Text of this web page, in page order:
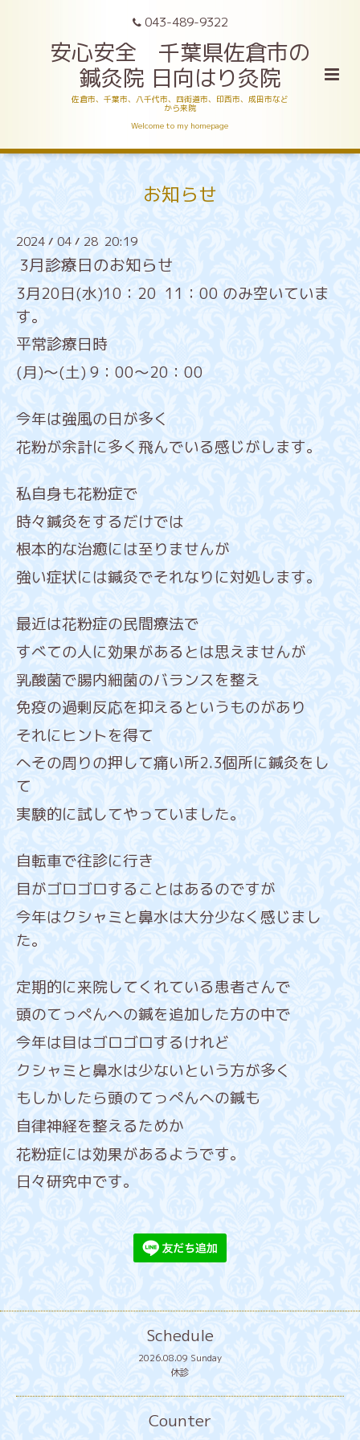
043-489-9322
安心安全 千葉県佐倉市の
鍼灸院 日向はり灸院
佐倉市、千葉市、八千代市、四街道市、印西市、成田市など
から来院
Welcome to my homepage
お知らせ
2024 / 04 / 28 20:19
3月診療日のお知らせ
3月20日(水)10：20 11：00 のみ空いていま
す。
平常診療日時
(月)～(土) 9：00～20：00
今年は強風の日が多く
花粉が余計に多く飛んでいる感じがします。
私自身も花粉症で
時々鍼灸をするだけでは
根本的な治癒には至りませんが
強い症状には鍼灸でそれなりに対処します。
最近は花粉症の民間療法で
すべての人に効果があるとは思えませんが
乳酸菌で腸内細菌のバランスを整え
免疫の過剰反応を抑えるというものがあり
それにヒントを得て
へその周りの押して痛い所2.3個所に鍼灸をし
て
実験的に試してやっていました。
自転車で往診に行き
目がゴロゴロすることはあるのですが
今年はクシャミと鼻水は大分少なく感じまし
た。
定期的に来院してくれている患者さんで
頭のてっぺんへの鍼を追加した方の中で
今年は目はゴロゴロするけれど
クシャミと鼻水は少ないという方が多く
もしかしたら頭のてっぺんへの鍼も
自律神経を整えるためか
花粉症には効果があるようです。
日々研究中です。
Schedule
2026.08.09 Sunday
休診
Counter